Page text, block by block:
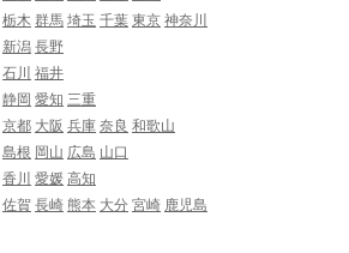
栃木 群馬 埼玉 千葉 東京 神奈川
新潟 長野
石川 福井
静岡 愛知 三重
京都 大阪 兵庫 奈良 和歌山
島根 岡山 広島 山口
香川 愛媛 高知
佐賀 長崎 熊本 大分 宮崎 鹿児島